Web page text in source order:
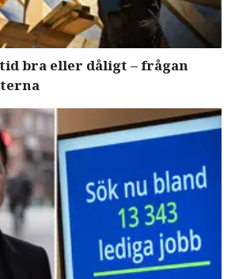
bra eller dåligt – frågan